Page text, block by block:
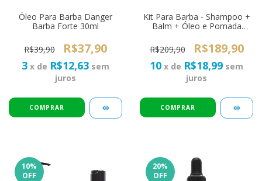
Óleo Para Barba Danger
Barba Forte 30ml
R$39,90 R$37,90
3 x de R$12,63 sem
juros
Kit Para Barba - Shampoo +
Balm + Óleo e Pomada
Muchacho Citric
R$209,90 R$189,90
10 x de R$18,99 sem
juros
10%
OFF
20%
OFF